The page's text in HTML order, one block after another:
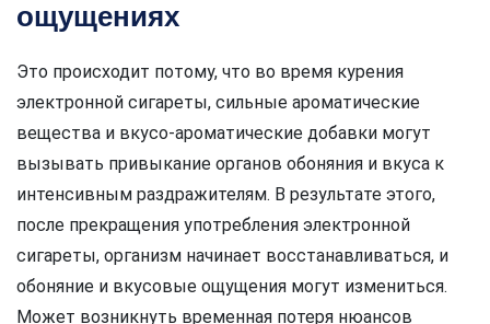
ощущениях
Это происходит потому, что во время курения
электронной сигареты, сильные ароматические
вещества и вкусо-ароматические добавки могут
вызывать привыкание органов обоняния и вкуса к
интенсивным раздражителям. В результате этого,
после прекращения употребления электронной
сигареты, организм начинает восстанавливаться, и
обоняние и вкусовые ощущения могут измениться.
Может возникнуть временная потеря нюансов